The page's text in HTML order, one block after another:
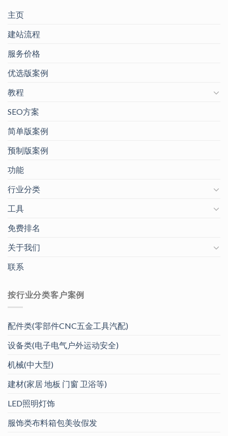
主页
建站流程
服务价格
优选版案例
教程
SEO方案
简单版案例
预制版案例
功能
行业分类
工具
免费排名
关于我们
联系
按行业分类客户案例
配件类(零部件CNC五金工具汽配)
设备类(电子电气户外运动安全)
机械(中大型)
建材(家居 地板 门窗 卫浴等)
LED照明灯饰
服饰类布料箱包美妆假发